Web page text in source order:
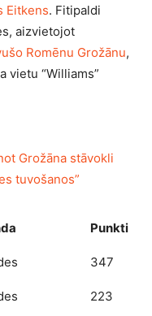
Eitkens. Fitipaldi
aizvietojot
Romēnu Grožānu,
vietu “Williams”
Grožāna stāvokli
tuvošanos”
Punkti
347
223